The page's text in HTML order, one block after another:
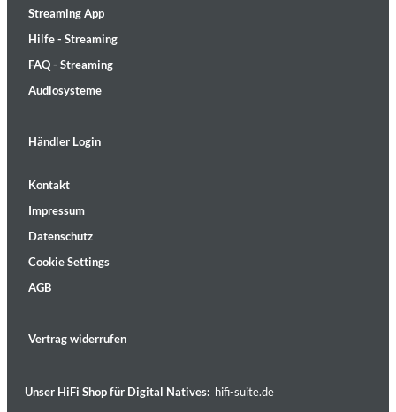
Streaming App
Hilfe - Streaming
FAQ - Streaming
Audiosysteme
Händler Login
Kontakt
Impressum
Datenschutz
Cookie Settings
AGB
Vertrag widerrufen
Unser HiFi Shop für Digital Natives: hifi-suite.de